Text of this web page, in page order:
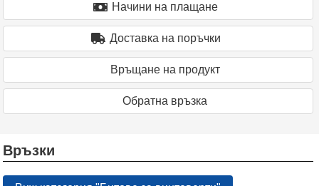
Начини на плащане
Доставка на поръчки
Връщане на продукт
Oбратна връзка
Връзки